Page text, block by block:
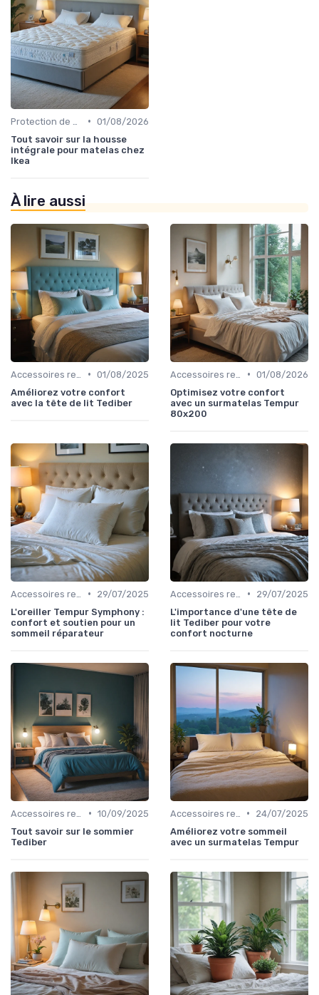
• 01/08/2026
Tout savoir sur la housse
intégrale pour matelas chez
Ikea
À lire aussi
• 01/08/2025
Améliorez votre confort
avec la tête de lit Tediber
• 01/08/2026
Optimisez votre confort
avec un surmatelas Tempur
80x200
•
29/07/2025
L'oreiller Tempur Symphony :
confort et soutien pour un
sommeil réparateur
•
29/07/2025
L'importance d'une tête de
lit Tediber pour votre
confort nocturne
• 10/09/2025
Tout savoir sur le sommier
Tediber
•
24/07/2025
Améliorez votre sommeil
avec un surmatelas Tempur